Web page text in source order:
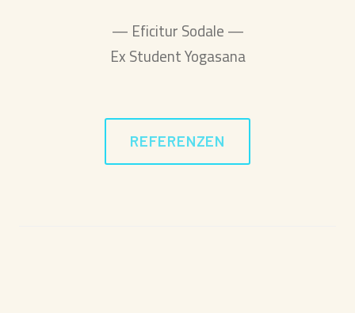
—Eficitur Sodale—
Ex Student Yogasana
REFERENZEN